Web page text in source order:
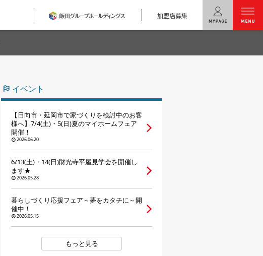
加盟店募集
テクノロジー
モデルハウス検索・見学予約
家づくりの知識
イベント
【日向市・延岡市で家づくりを検討中のお客
様へ】7/4(土)・5(日)夏のマイホームフェア
開催！
2026.06.20
6/13(土)・14(日)財光寺平屋見学会を開催し
ます★
2026.05.28
暮らしづくり応援フェア～夢をカタチに～開
催中！
2026.05.15
もっと見る